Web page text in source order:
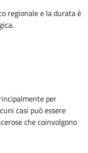
regionale e la durata è
per
casi può essere
che coinvolgono